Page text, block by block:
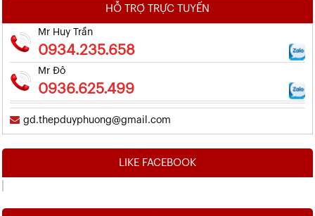
HỖ TRỢ TRỰC TUYẾN
Mr Huy Trần
0934.235.658
Mr Đô
0936.625.499
gd.thepduyphuong@gmail.com
LIKE FACEBOOK